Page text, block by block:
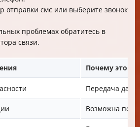
отправки смс или выберите звонок
проблемах обратитесь в
связи.
Почему это
Передача
Возможна